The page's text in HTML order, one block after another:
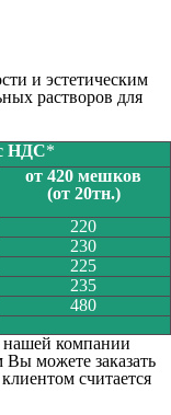
и эстетическим
растворов для
НДС*
от 420 мешков
(от 20тн.)
220
230
225
235
480
нашей компании
можете заказать
считается